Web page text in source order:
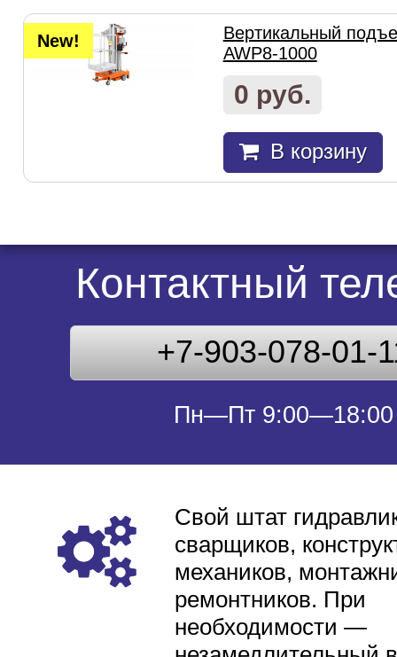
New!
Вертикальный
AWP8-1000
0 руб.
В корзину
Контактный
+7-903-078-01-
Пн—Пт 9:00—18:00
Свой штат
сварщиков,
механиков,
ремонтников. При
необходимости —